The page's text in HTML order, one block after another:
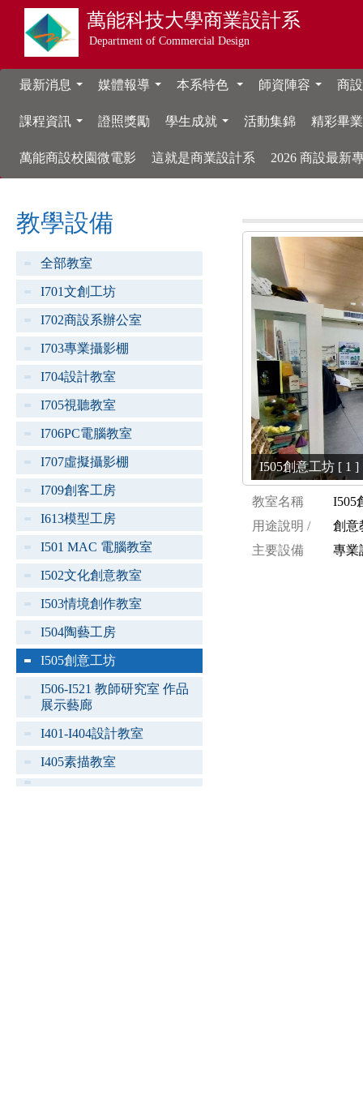
萬能科技大學商業設計系
Department of Commercial Design
最新消息 媒體報導 本系特色 師資陣容 商
課程資訊 證照獎勵 學生成就 活動集錦 精彩畢
萬能商設校園微電影 這就是商業設計系 2026 商設最新
教學設備
全部教室
I701文創工坊
I702商設系辦公室
I703專業攝影棚
I704設計教室
I705視聽教室
I706PC電腦教室
I707虛擬攝影棚
I709創客工房
I613模型工房
I501 MAC 電腦教室
I502文化創意教室
I503情境創作教室
I504陶藝工房
I505創意工坊
I506-I521 教師研究室 作品
展示藝廊
I401-I404設計教室
I405素描教室
I505創意工坊 [ 1 ]
教室名稱
I505
用途說明 /
創意
主要設備
專業